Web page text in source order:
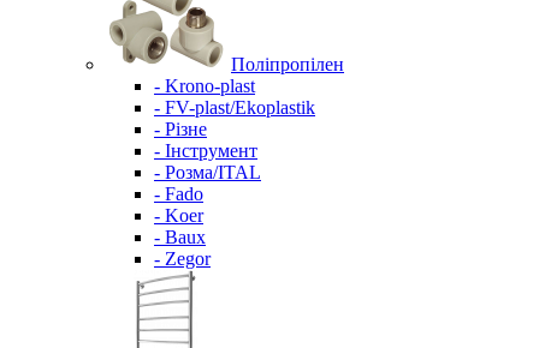
Поліпропілен
- Krono-plast
- FV-plast/Ekoplastik
- Різне
- Інструмент
- Розма/ITAL
- Fado
- Koer
- Baux
- Zegor